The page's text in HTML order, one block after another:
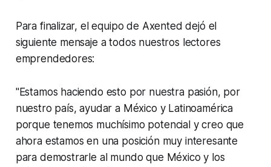
Para finalizar, el equipo de Axented dejó el
siguiente mensaje a todos nuestros lectores
emprendedores:
"Estamos haciendo esto por nuestra pasión, por
nuestro país, ayudar a México y Latinoamérica
porque tenemos muchísimo potencial y creo que
ahora estamos en una posición muy interesante
para demostrarle al mundo que México y los